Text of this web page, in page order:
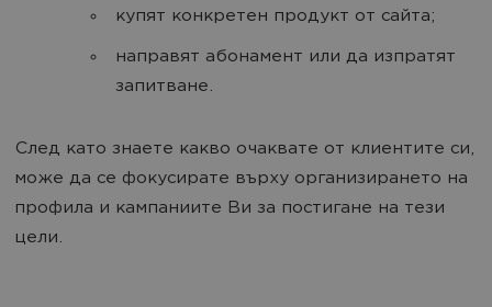
купят конкретен продукт от сайта;
направят абонамент или да изпратят
запитване.
След като знаете какво очаквате от клиентите си,
може да се фокусирате върху организирането на
профила и кампаниите Ви за постигане на тези
цели.